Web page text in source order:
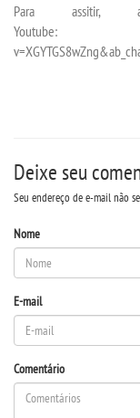
PUBLICAÇÕES
REPOSITÓRIO
MANUAIS
DISCENTES
LOGIN
Para
Youtube:
Deixe seu
Seu endereço de e-mail não
Nome
E-mail
Comentário